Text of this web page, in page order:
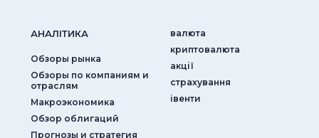
АНАЛIТИКА
Обзоры рынка
Обзоры по компаниям и
отраслям
Макроэкономика
Обзор облигаций
Прогнозы и стратегия
валюта
криптовалюта
акції
страхування
iвенти